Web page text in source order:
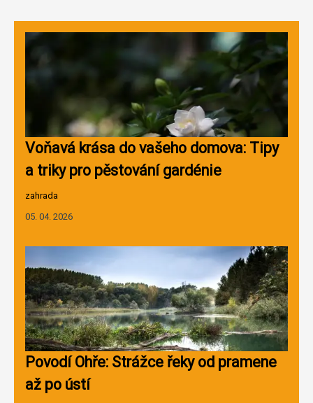
Voňavá krása do vašeho domova: Tipy
a triky pro pěstování gardénie
zahrada
05. 04. 2026
Povodí Ohře: Strážce řeky od pramene
až po ústí